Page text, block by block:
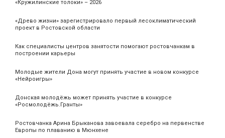
«Кружилинские толоки» – 2026
«Древо жизни» зарегистрировало первый лесоклиматический
проект в Ростовской области
Как специалисты центров занятости помогают ростовчанкам в
построении карьеры
Молодые жители Дона могут принять участие в новом конкурсе
«Нейроигры»
Донская молодёжь может принять участие в конкурсе
«Росмолодёжь.Гранты»
Ростовчанка Арина Брыканова завоевала серебро на первенстве
Европы по плаванию в Мюнхене